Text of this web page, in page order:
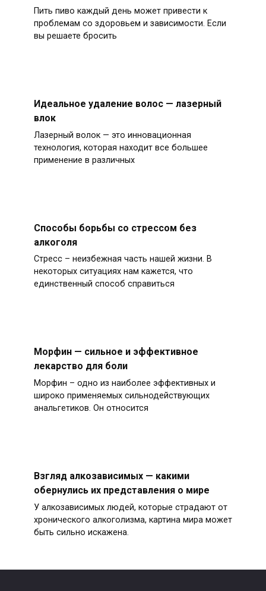
Пить пиво каждый день может привести к
проблемам со здоровьем и зависимости. Если
вы решаете бросить
Идеальное удаление волос — лазерный
влок
Лазерный волок — это инновационная
технология, которая находит все большее
применение в различных
Способы борьбы со стрессом без
алкоголя
Стресс – неизбежная часть нашей жизни. В
некоторых ситуациях нам кажется, что
единственный способ справиться
Морфин — сильное и эффективное
лекарство для боли
Морфин – одно из наиболее эффективных и
широко применяемых сильнодействующих
анальгетиков. Он относится
Взгляд алкозависимых — какими
обернулись их представления о мире
У алкозависимых людей, которые страдают от
хронического алкоголизма, картина мира может
быть сильно искажена.